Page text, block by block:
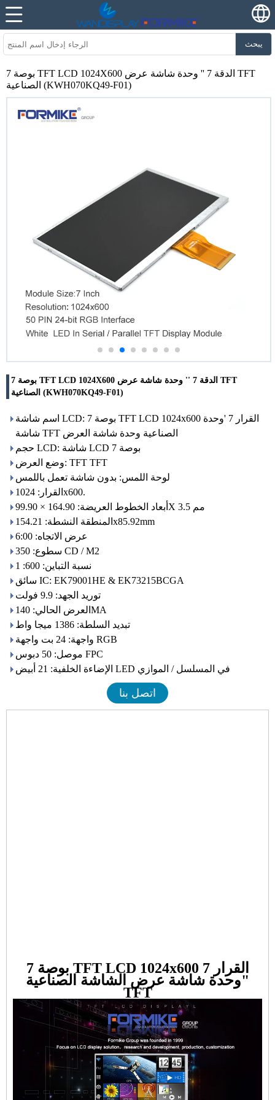
يبحث
7 بوصة TFT LCD 1024X600 الدقة 7 '' وحدة شاشة عرض TFT
الصناعية (KWH070KQ49-F01)
7 بوصة TFT LCD 1024X600 الدقة 7 '' وحدة شاشة عرض TFT
الصناعية (KWH070KQ49-F01)
اسم شاشة LCD: 7 بوصة TFT LCD 1024x600 القرار 7 'وحدة
شاشة TFT الصناعية وحدة شاشة العرض
حجم LCD: شاشة LCD 7 بوصة
وضع العرض: TFT TFT
لوحة اللمس: بدون شاشة تعمل باللمس
القرار: 1024x600.
أبعاد الخطوط العريضة: 164.90 × 99.90X 3.5 مم
المنطقة النشطة: 154.21x85.92mm
عرض الاتجاه: 6:00
سطوع: 350 CD / M2
نسبة التباين: 600: 1
سائق IC: EK79001HE & EK73215BCGA
توريد الجهد: 9.9 فولت
العرض الحالي: 140MA
تبديد السلطة: 1386 ميجا واط
واجهة: 24 بت واجهة RGB
موصل: 50 دبوس FPC
الإضاءة الخلفية: 21 أبيض LED في المسلسل / الموازي
اتصل بنا
7 بوصة TFT LCD 1024x600 القرار 7
"وحدة شاشة عرض الشاشة الصناعية
TFT